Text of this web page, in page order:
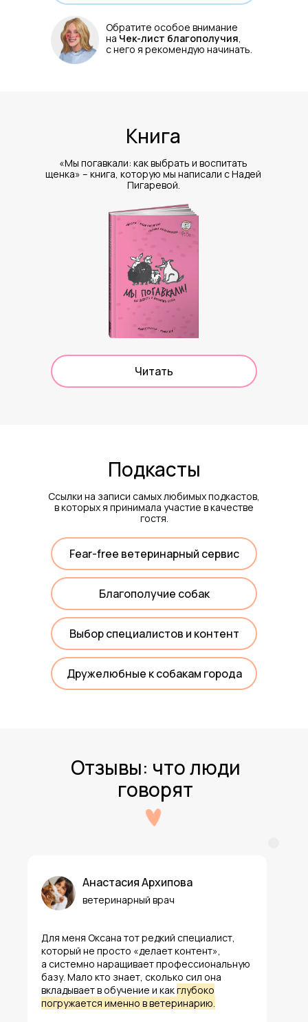
Ссылки на записи самых любимых подкастов,
в которых я принимала участие в качестве
гостя.
«Мы погавкали: как выбрать и воспитать
щенка» – книга, которую мы написали с Надей
Пигаревой.
Подкасты
Книга
Дружелюбные к собакам города
Выбор специалистов и контент
Благополучие собак
Fear-free ветеринарный сервис
Читать
Обратите особое внимание
на Чек-лист благополучия,
с него я рекомендую начинать.
Отзывы: что люди
говорят
Анастасия Архипова
ветеринарный врач
Для меня Оксана тот редкий специалист,
который не просто «делает контент»,
а системно наращивает профессиональную
базу. Мало кто знает, сколько сил она
вкладывает в обучение и какглубоко
погружается именно в ветеринарию.